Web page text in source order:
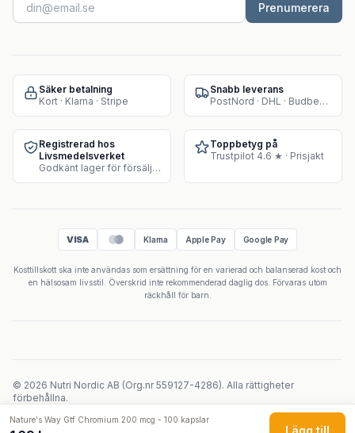
Nature's Way Gtf Chromium 200 mcg - 100 kapslar
Lägg till
Prenumerera
Säker betalning
Kort · Klarna · Stripe
Snabb leverans
PostNord · DHL · Budbee · Instabox
Registrerad hos
Livsmedelsverket
Godkänt lager för försäljning av kosttillskott
Toppbetyg på
Trustpilot 4.6 ★ · Prisjakt
VISA Klarna Apple Pay Google Pay
Kosttillskott ska inte användas som ersättning för en varierad och balanserad kost och
en hälsosam livsstil. Överskrid inte rekommenderad daglig dos. Förvaras utom
räckhåll för barn.
© 2026 Nutri Nordic AB (Org.nr 559127-4286). Alla rättigheter
förbehållna.